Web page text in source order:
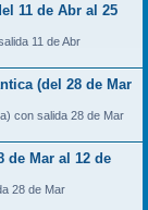
11 de Abr al 25
11 de Abr
(del 28 de Mar
con salida 28 de Mar
de Mar al 12 de
28 de Mar